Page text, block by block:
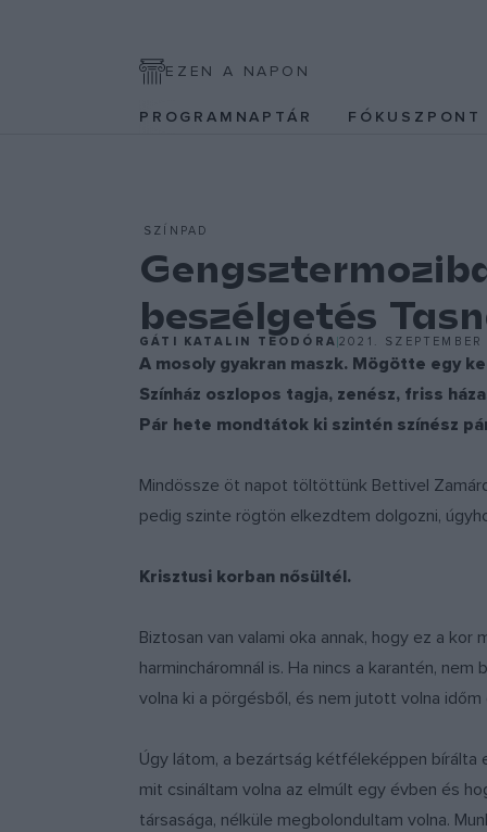
EZEN A NAPON
PROGRAMNAPTÁR FÓKUSZPONT
SZÍNPAD
beszélgetés
GÁTI KATALIN TEODÓRA 2021. SZEPTEMBER
A mosoly gyakran maszk. Mögötte egy
Színház oszlopos tagja, zenész, friss
Pár hete mondtátok ki szintén színész
Mindössze öt napot töltöttünk Bettivel
pedig szinte rögtön elkezdtem dolgozni,
Krisztusi korban nősültél.
Biztosan van valami oka annak, hogy ez a
harmincháromnál is. Ha nincs a karantén,
volna ki a pörgésből, és nem jutott volna időm
Úgy látom, a bezártság kétféleképpen
mit csináltam volna az elmúlt egy évben és
társasága, nélküle megbolondultam volna.